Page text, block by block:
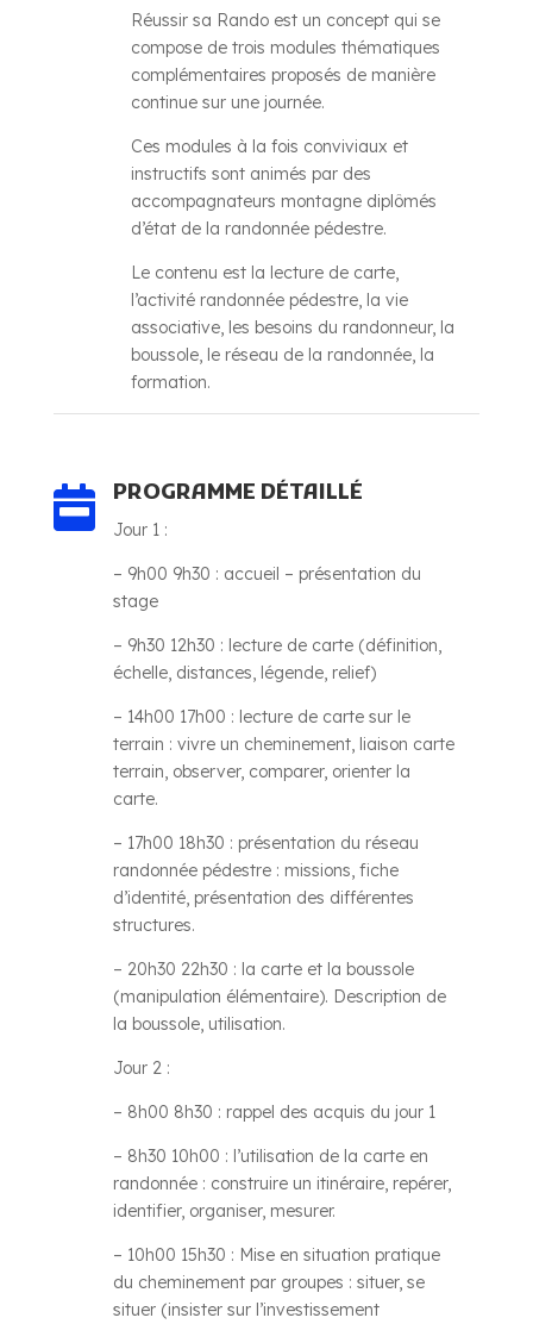
Réussir sa Rando est un concept qui se
compose de trois modules thématiques
complémentaires proposés de manière
continue sur une journée.
Ces modules à la fois conviviaux et
instructifs sont animés par des
accompagnateurs montagne diplômés
d’état de la randonnée pédestre.
Le contenu est la lecture de carte,
l’activité randonnée pédestre, la vie
associative, les besoins du randonneur, la
boussole, le réseau de la randonnée, la
formation.
 PROGRAMME DÉTAILLÉ
Jour 1 :
– 9h00 9h30 : accueil – présentation du
stage
– 9h30 12h30 : lecture de carte (définition,
échelle, distances, légende, relief)
– 14h00 17h00 : lecture de carte sur le
terrain : vivre un cheminement, liaison carte
terrain, observer, comparer, orienter la
carte.
– 17h00 18h30 : présentation du réseau
randonnée pédestre : missions, fiche
d’identité, présentation des différentes
structures.
– 20h30 22h30 : la carte et la boussole
(manipulation élémentaire). Description de
la boussole, utilisation.
Jour 2 :
– 8h00 8h30 : rappel des acquis du jour 1
– 8h30 10h00 : l’utilisation de la carte en
randonnée : construire un itinéraire, repérer,
identifier, organiser, mesurer.
– 10h00 15h30 : Mise en situation pratique
du cheminement par groupes : situer, se
situer (insister sur l’investissement